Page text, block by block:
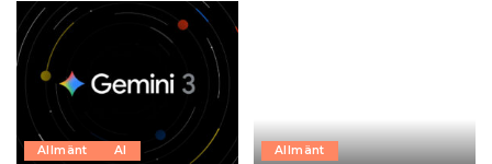
Allmänt AI Allmänt